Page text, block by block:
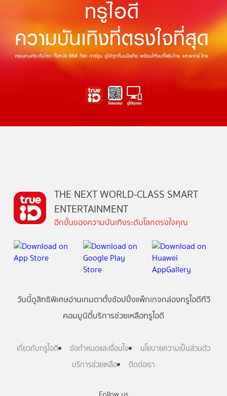
THE NEXT WORLD-CLASS SMART
ENTERTAINMENT
อีกขั้นของความบันเทิงระดับโลกตรงใจคุณ
วันนี้ดูสิทธิพิเศษอ่านเกมตาตั้งช้อปปิ้งแพ็กเกจกล่องทรูไอดีทีวี
คอมมูนิตี้บริการช่วยเหลือทรูไอดี
เกี่ยวกับทรูไอดี ข้อกำหนดและเงื่อนไข
นโยบายความเป็นส่วนตัว
บริการช่วยเหลือ
ติดต่อเรา